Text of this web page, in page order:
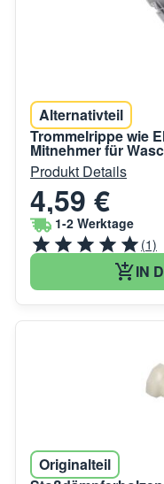
Alternativteil
Trommelrippe wie
Mitnehmer für
Produkt Details
4,59 €
1-2 Werktage
(1)
IN
Originalteil